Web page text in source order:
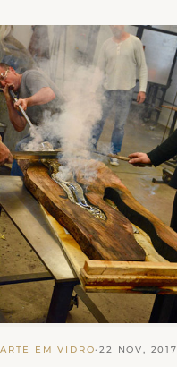
ARTE EM VIDRO·22 NOV, 2017